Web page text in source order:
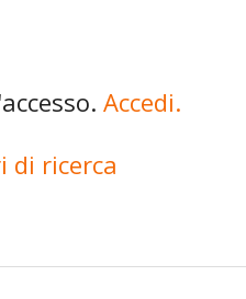
Accedi.
di ricerca